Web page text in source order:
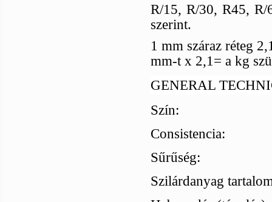
R/15, R/30, R45, R/
szerint.
1 mm száraz réteg
mm-t x 2,1= a kg
GENERAL
Szín:
Consistencia:
Sűrűség:
Szilárdanyag